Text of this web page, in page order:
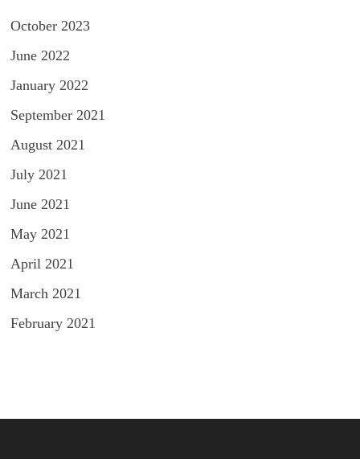
October 2023
June 2022
January 2022
September 2021
August 2021
July 2021
June 2021
May 2021
April 2021
March 2021
February 2021